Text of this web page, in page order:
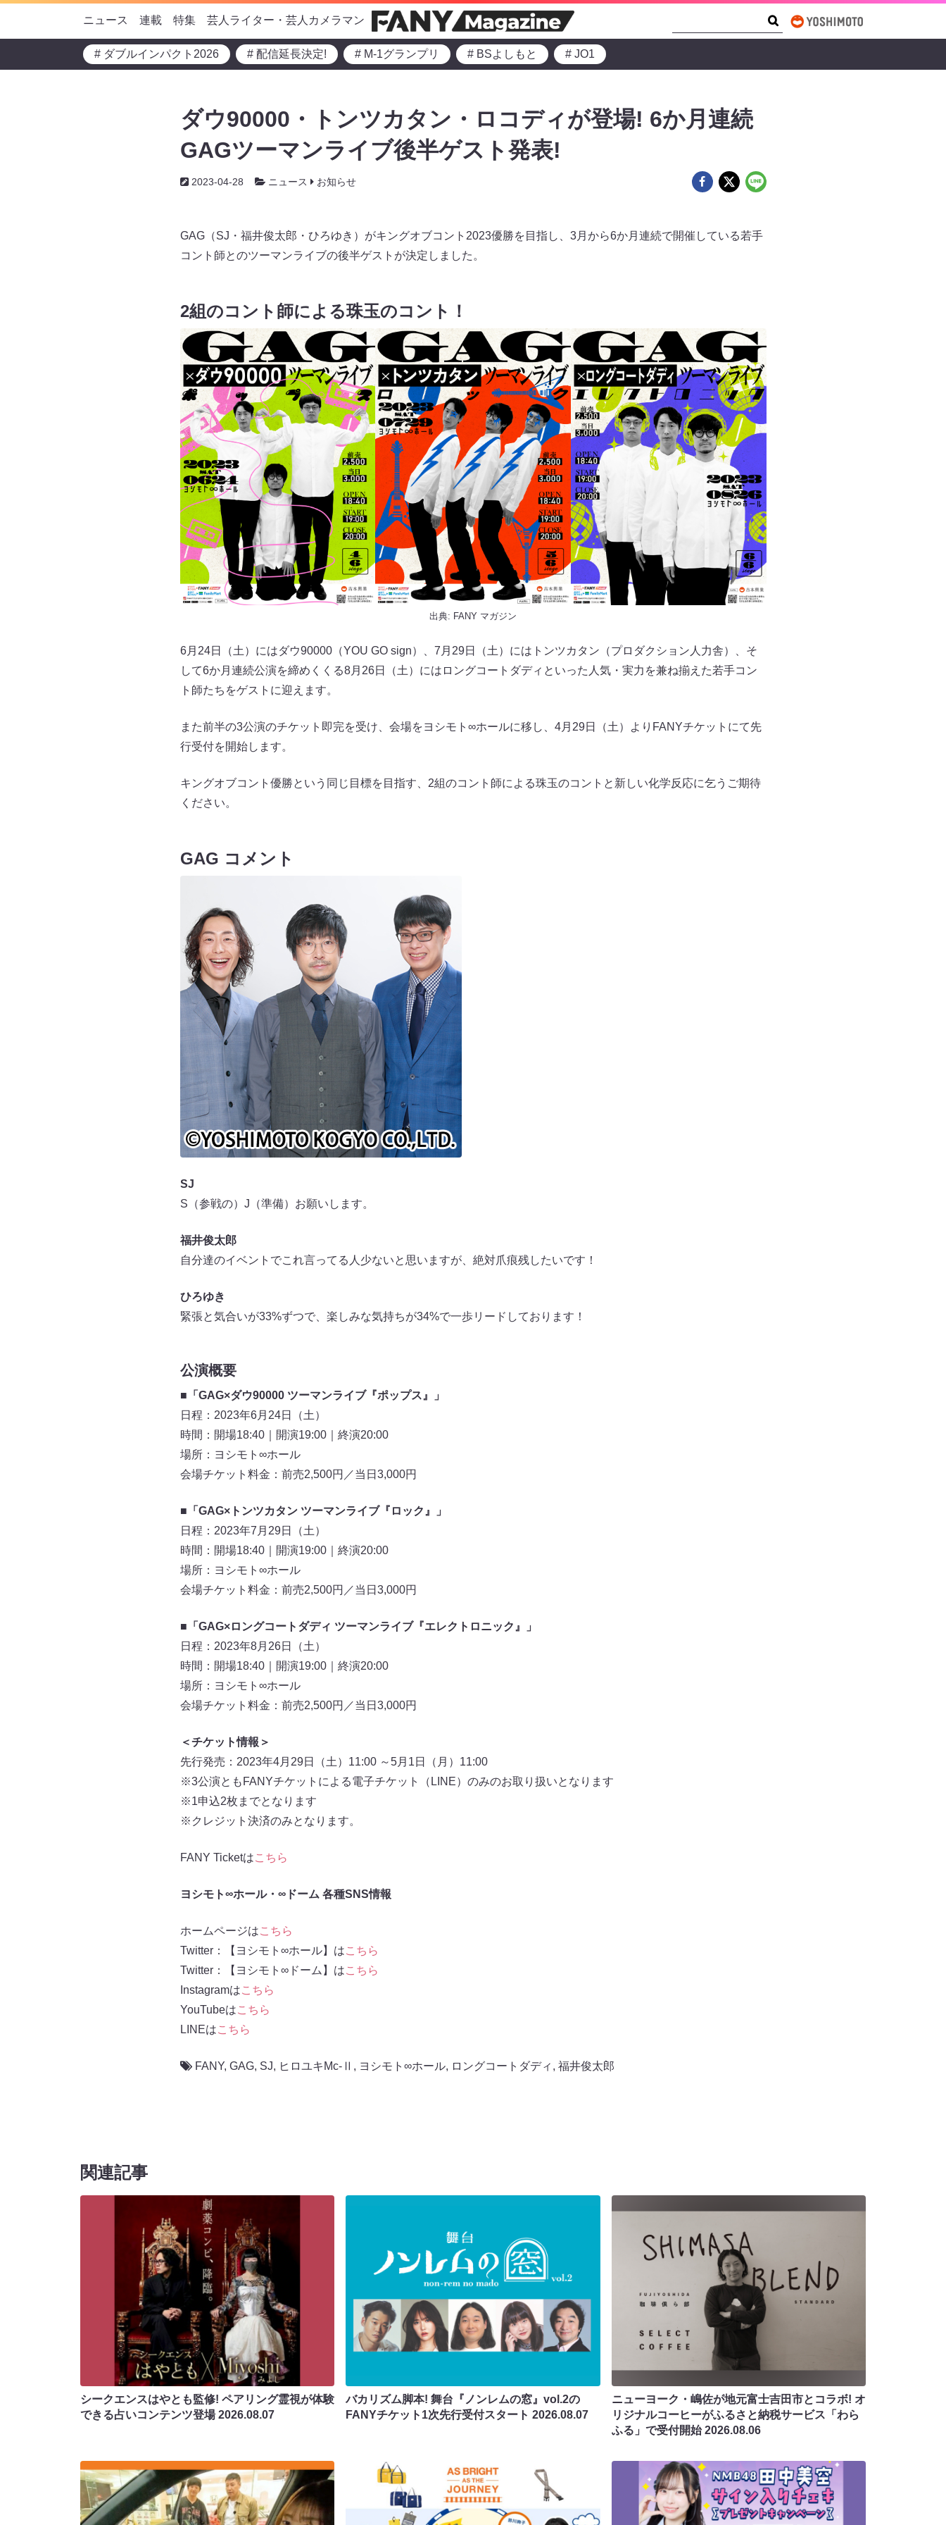
ニュース 連載 特集 芸人ライター・芸人カメラマン
# ダブルインパクト2026 # 配信延長決定! # M-1グランプリ # BSよしもと # JO1
ダウ90000・トンツカタン・ロコディが登場! 6か月連続
GAGツーマンライブ後半ゲスト発表!
2023-04-28 ニュース お知らせ
GAG（SJ・福井俊太郎・ひろゆき）がキングオブコント2023優勝を目指し、3月から6か月連続で開催している若手
コント師とのツーマンライブの後半ゲストが決定しました。
2組のコント師による珠玉のコント！
出典: FANY マガジン
6月24日（土）にはダウ90000（YOU GO sign）、7月29日（土）にはトンツカタン（プロダクション人力舎）、そ
して6か月連続公演を締めくくる8月26日（土）にはロングコートダディといった人気・実力を兼ね揃えた若手コン
ト師たちをゲストに迎えます。
また前半の3公演のチケット即完を受け、会場をヨシモト∞ホールに移し、4月29日（土）よりFANYチケットにて先
行受付を開始します。
キングオブコント優勝という同じ目標を目指す、2組のコント師による珠玉のコントと新しい化学反応に乞うご期待
ください。
GAG コメント
SJ
S（参戦の）J（準備）お願いします。
福井俊太郎
自分達のイベントでこれ言ってる人少ないと思いますが、絶対爪痕残したいです！
ひろゆき
緊張と気合いが33%ずつで、楽しみな気持ちが34%で一歩リードしております！
公演概要
■「GAG×ダウ90000 ツーマンライブ『ポップス』」
日程：2023年6月24日（土）
時間：開場18:40｜開演19:00｜終演20:00
場所：ヨシモト∞ホール
会場チケット料金：前売2,500円／当日3,000円
■「GAG×トンツカタン ツーマンライブ『ロック』」
日程：2023年7月29日（土）
時間：開場18:40｜開演19:00｜終演20:00
場所：ヨシモト∞ホール
会場チケット料金：前売2,500円／当日3,000円
■「GAG×ロングコートダディ ツーマンライブ『エレクトロニック』」
日程：2023年8月26日（土）
時間：開場18:40｜開演19:00｜終演20:00
場所：ヨシモト∞ホール
会場チケット料金：前売2,500円／当日3,000円
＜チケット情報＞
先行発売：2023年4月29日（土）11:00 ～5月1日（月）11:00
※3公演ともFANYチケットによる電子チケット（LINE）のみのお取り扱いとなります
※1申込2枚までとなります
※クレジット決済のみとなります。
FANY Ticketはこちら
ヨシモト∞ホール・∞ドーム 各種SNS情報
ホームページはこちら
Twitter：【ヨシモト∞ホール】はこちら
Twitter：【ヨシモト∞ドーム】はこちら
Instagramはこちら
YouTubeはこちら
LINEはこちら
FANY, GAG, SJ, ヒロユキMc-Ⅱ , ヨシモト∞ホール, ロングコートダディ , 福井俊太郎
関連記事
シークエンスはやとも監修! ペアリング霊視が体験
できる占いコンテンツ登場2026.08.07
バカリズム脚本! 舞台『ノンレムの窓』vol.2の
FANYチケット1次先行受付スタート2026.08.07
ニューヨーク・嶋佐が地元富士吉田市とコラボ! オ
リジナルコーヒーがふるさと納税サービス「わら
ふる」で受付開始2026.08.06